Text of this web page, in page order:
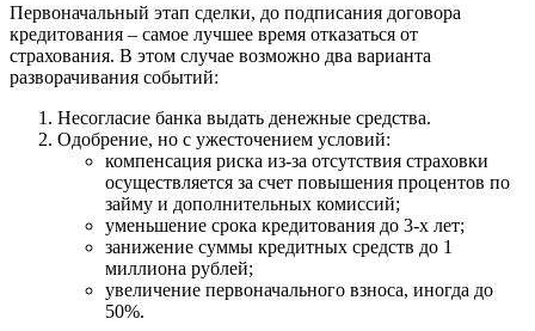
Первоначальный этап сделки, до подписания договора
кредитования – самое лучшее время отказаться от
страхования. В этом случае возможно два варианта
разворачивания событий:
Несогласие банка выдать денежные средства.
Одобрение, но с ужесточением условий:
компенсация риска из-за отсутствия страховки
осуществляется за счет повышения процентов по
займу и дополнительных комиссий;
уменьшение срока кредитования до 3-х лет;
занижение суммы кредитных средств до 1
миллиона рублей;
увеличение первоначального взноса, иногда до
50%.